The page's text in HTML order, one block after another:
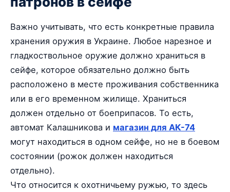
Важно учитывать, что есть конкретные правила
хранения оружия в Украине. Любое нарезное и
гладкоствольное оружие должно храниться в
сейфе, которое обязательно должно быть
расположено в месте проживания собственника
или в его временном жилище. Храниться
должен отдельно от боеприпасов. То есть,
автомат Калашникова и магазин для АК-74
могут находиться в одном сейфе, но не в боевом
состоянии (рожок должен находиться
отдельно).
Что относится к охотничьему ружью, то здесь